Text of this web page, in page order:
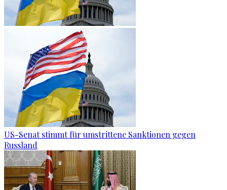
US-Senat stimmt für umstrittene Sanktionen gegen
Russland